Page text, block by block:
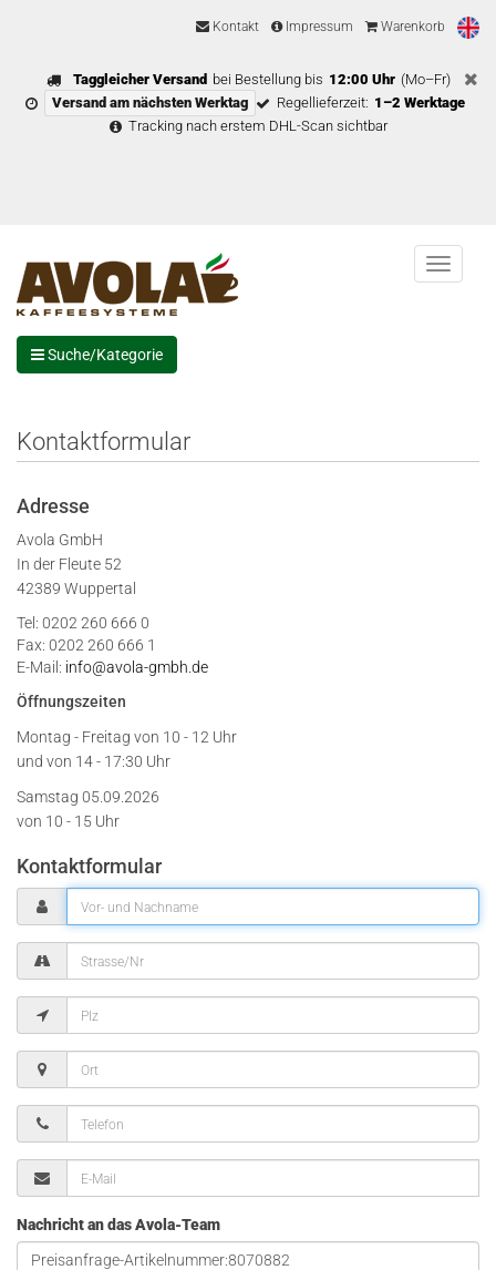
Kontakt Impressum Warenkorb
Taggleicher Versand bei Bestellung bis 12:00 Uhr (Mo–Fr)
Versand am nächsten Werktag
Regellieferzeit: 1–2 Werktage
Tracking nach erstem DHL-Scan sichtbar
Menu
Suche/Kategorie
Kontaktformular
Adresse
Avola GmbH
In der Fleute 52
42389 Wuppertal
Tel: 0202 260 666 0
Fax: 0202 260 666 1
E-Mail: info@avola-gmbh.de
Öffnungszeiten
Montag - Freitag von 10 - 12 Uhr
und von 14 - 17:30 Uhr
Samstag 05.09.2026
von 10 - 15 Uhr
Kontaktformular
Nachricht an das Avola-Team